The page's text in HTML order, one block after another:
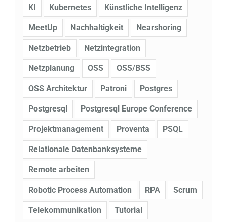
KI Kubernetes Künstliche Intelligenz
MeetUp Nachhaltigkeit Nearshoring
Netzbetrieb Netzintegration
Netzplanung OSS OSS/BSS
OSS Architektur Patroni Postgres
Postgresql Postgresql Europe Conference
Projektmanagement Proventa PSQL
Relationale Datenbanksysteme
Remote arbeiten
Robotic Process Automation RPA Scrum
Telekommunikation Tutorial